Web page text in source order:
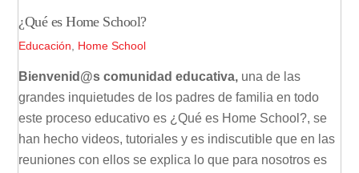
¿Qué es Home School?
Educación Home School
Bienvenid@s comunidad educativa, una de las
grandes inquietudes de los padres de familia en todo
este proceso educativo es ¿Qué es Home School?, se
han hecho videos, tutoriales y es indiscutible que en las
reuniones con ellos se explica lo que para nosotros es